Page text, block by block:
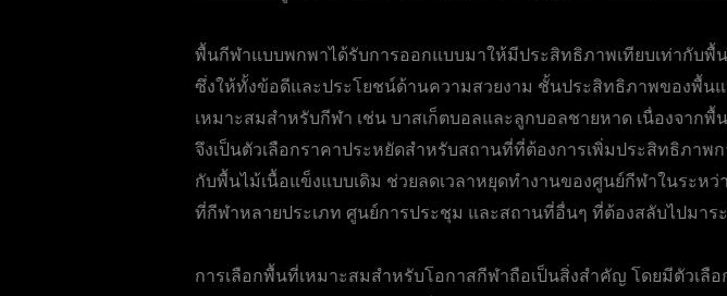
พื้นกีฬาแบบพกพาได้รับการออกแบบมาให้มีประสิทธิภาพเทียบเท่ากับพื้
ซึ่งให้ทั้งข้อดีและประโยชน์ด้านความสวยงาม ชั้นประสิทธิภาพของพื้น
เหมาะสมสำหรับกีฬา เช่น บาสเก็ตบอลและลูกบอลชายหาด เนื่องจาก
จึงเป็นตัวเลือกราคาประหยัดสำหรับสถานที่ที่ต้องการเพิ่มประสิทธิภาพ
กับพื้นไม้เนื้อแข็งแบบเดิม ช่วยลดเวลาหยุดทำงานของศูนย์กีฬาในระห
ที่กีฬาหลายประเภท ศูนย์การประชุม และสถานที่อื่นๆ ที่ต้องสลับไปมาร
การเลือกพื้นที่เหมาะสมสำหรับโอกาสกีฬาถือเป็นสิ่งสำคัญ โดยมีตัวเลือ